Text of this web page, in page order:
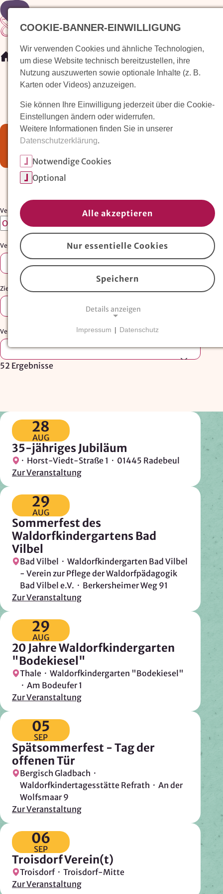
Veranstaltungen
Unsere
Jubiläumsveranstaltungen
Die Veranstaltung "Informationsstand am
Promenadenfest Überlingen" ist abgelaufen,
daher wurden Sie zur Übersicht weitergeleitet.
Veranstaltungsort:
Veranstaltungstyp:
Auswählen …
Zielgruppe:
Veranstalter:
52 Ergebnisse
28
AUG
35-jähriges Jubiläum
· Horst-Viedt-Straße 1 · 01445 Radebeul
Zur Veranstaltung
29
AUG
Sommerfest des
Waldorfkindergartens Bad
Vilbel
Bad Vilbel · Waldorfkindergarten Bad Vilbel
- Verein zur Pflege der Waldorfpädagogik
Bad Vilbel e.V. · Berkersheimer Weg 91
Zur Veranstaltung
29
AUG
20 Jahre Waldorfkindergarten
"Bodekiesel"
Thale · Waldorfkindergarten "Bodekiesel"
· Am Bodeufer 1
Zur Veranstaltung
05
SEP
Spätsommerfest - Tag der
offenen Tür
Bergisch Gladbach ·
Waldorfkindertagesstätte Refrath · An der
Wolfsmaar 9
Zur Veranstaltung
06
SEP
Troisdorf Verein(t)
Troisdorf · Troisdorf-Mitte
Zur Veranstaltung
COOKIE-BANNER-EINWILLIGUNG
Wir verwenden Cookies und ähnliche Technologien,
um diese Website technisch bereitzustellen, ihre
Nutzung auszuwerten sowie optionale Inhalte (z. B.
Karten oder Videos) anzuzeigen.
Sie können Ihre Einwilligung jederzeit über die Cookie-
Einstellungen ändern oder widerrufen.
Weitere Informationen finden Sie in unserer
Datenschutzerklärung.
Notwendige Cookies
Optional
Alle akzeptieren
Nur essentielle Cookies
Speichern
Details anzeigen
Website erforderlich und können nicht deaktiviert
Google Places Autocomplete
Anbieter:
Google Ireland Ltd.
Zweck:
Rechtsgrundlage: Art. 6 Abs. 1 lit. f DSGVO
Drittlandübermittlung: möglich
OPTIONAL
Optionale Cookies(z. B. für Karten von Mapbox,
Videos von Vimeo oder optionale zusätzliche
Cookies für die Messung von wiederkehrenden
nur nach Ihrer
Einwilligung
Mapbox
Anbieter:
Mapbox Inc., US
Kartendarstellung
Rechtsgrundlage: Art. 6 Abs. 1 lit. a DSGVO
Vimeo
Anbieter:
Vimeo Inc., USA
Zweck:
Videowiedergabe
Rechtsgrundlage: Art. 6 Abs. 1 lit. a DSGVO
Matomo (Webanalyse)
Anbieter:
Vereinigung der Waldorfkindergärten e. V.
Impressum | Datenschutz